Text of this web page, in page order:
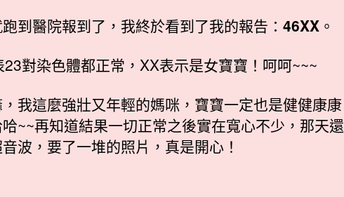
到醫院報到了，我終於看到了我的報告： 46XX 。
對染色體都正常，XX表示是女寶寶！呵呵~~~
我這麼強壯又年輕的媽咪，寶寶一定也是健健康康
~~再知道結果一切正常之後實在寬心不少，那天還
波，要了一堆的照片，真是開心！